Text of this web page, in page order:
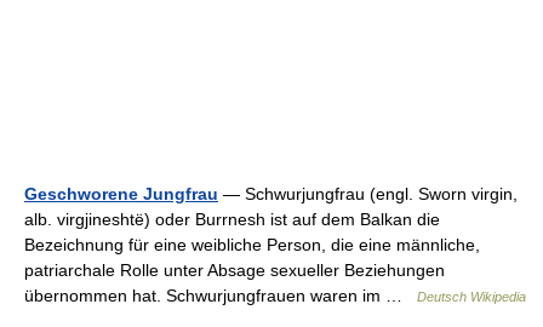
Geschworene Jungfrau — Schwurjungfrau (engl. Sworn virgin,
alb. virgjineshtë) oder Burrnesh ist auf dem Balkan die
Bezeichnung für eine weibliche Person, die eine männliche,
patriarchale Rolle unter Absage sexueller Beziehungen
übernommen hat. Schwurjungfrauen waren im …
Deutsch Wikipedia